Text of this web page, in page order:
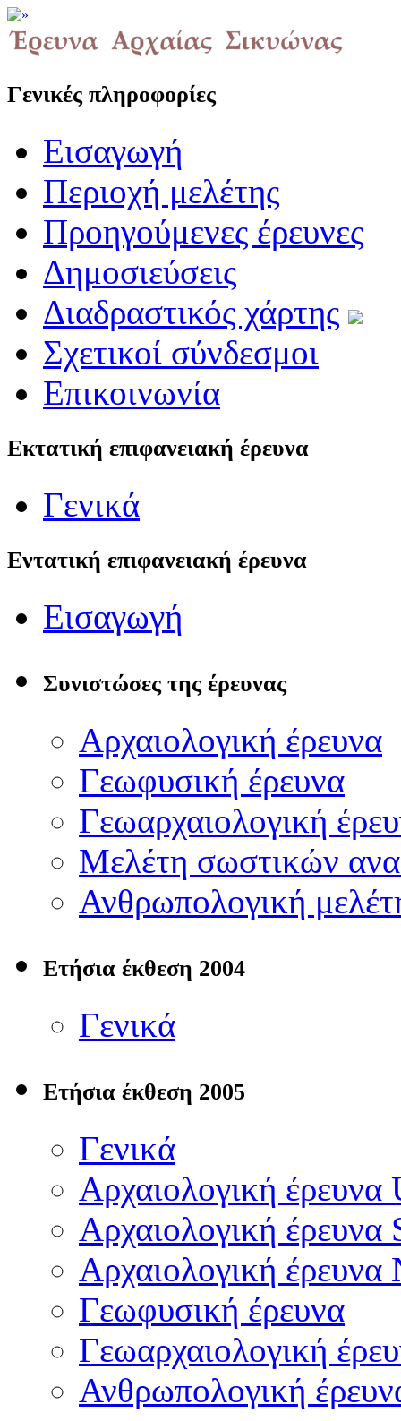
Γενικές πληροφορίες
Εισαγωγή
Περιοχή μελέτης
Προηγούμενες έρευνες
Δημοσιεύσεις
Διαδραστικός χάρτης
Σχετικοί σύνδεσμοι
Επικοινωνία
Εκτατική επιφανειακή έρευνα
Γενικά
Εντατική επιφανειακή έρευνα
Εισαγωγή
Συνιστώσες της έρευνας
Αρχαιολογική έρευνα
Γεωφυσική έρευνα
Γεωαρχαιολογική
Μελέτη σωστικών
Ανθρωπολογική
Ετήσια έκθεση 2004
Γενικά
Ετήσια έκθεση 2005
Γενικά
Αρχαιολογική έρευνα
Αρχαιολογική έρευνα
Αρχαιολογική έρευνα
Γεωφυσική έρευνα
Γεωαρχαιολογική
Ανθρωπολογική